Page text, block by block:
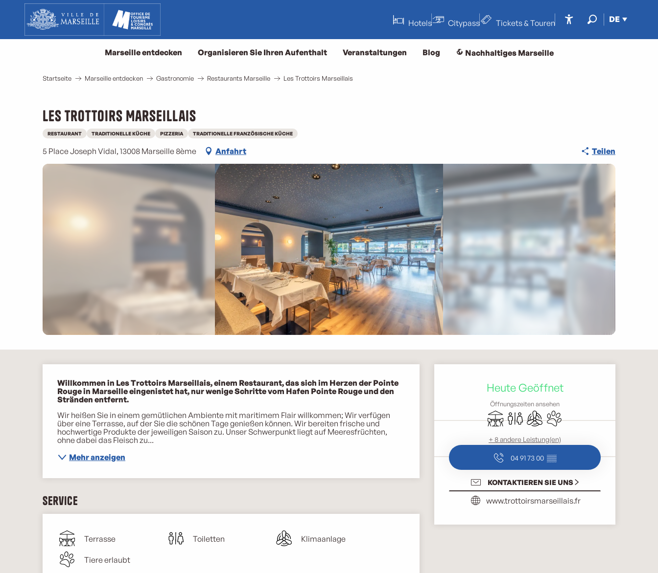
contenu
principal
DE
Hotels Citypass Tickets & Touren
Marseille entdecken Organisieren Sie Ihren Aufenthalt Veranstaltungen Blog Nachhaltiges Marseille
Startseite Marseille entdecken Gastronomie Restaurants Marseille Les Trottoirs Marseillais
Les Trottoirs Marseillais
RESTAURANT TRADITIONELLE KÜCHE PIZZERIA TRADITIONELLE FRANZÖSISCHE KÜCHE
5 Place Joseph Vidal, 13008 Marseille 8ème Anfahrt Teilen
Öffnungszeiten &
Heute Geöffnet
Öffnungszeiten ansehen
TerrasseToilettenKlimaanlageTiere erlaubt
+ 8 andere Leistung(en)
04 91 73 00 ▒▒
KONTAKTIEREN SIE UNS
www.trottoirsmarseillais.fr
Beschreibung
Willkommen in Les Trottoirs Marseillais, einem Restaurant, das sich im Herzen der Pointe
Rouge in Marseille eingenistet hat, nur wenige Schritte vom Hafen Pointe Rouge und den
Stränden entfernt.
Wir heißen Sie in einem gemütlichen Ambiente mit maritimem Flair willkommen; Wir verfügen
über eine Terrasse, auf der Sie die schönen Tage genießen können. Wir bereiten frische und
hochwertige Produkte der jeweiligen Saison zu. Unser Schwerpunkt liegt auf Meeresfrüchten,
ohne dabei das Fleisch zu...
Mehr anzeigen
Service
Terrasse Toiletten Klimaanlage
Tiere erlaubt